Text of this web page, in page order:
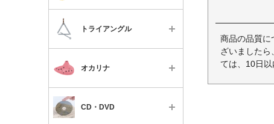
チューバ
教本・楽譜・書籍
チケット
パーツ
教本・楽譜・書籍
スタンド類
メンテナンス用品
教本・楽譜・書籍
ミュート
メンテナンス用品
便利なグッズ
パーツ
教本・楽譜・書籍
メンテナンス用品
ミュート
便利なグッズ
楽器本体
マウスピース
ミュート
トライアングル
オカリナ
すべて
楽器本体
CD・DVD
商品の品質に
ざいましたら
ては、10日以